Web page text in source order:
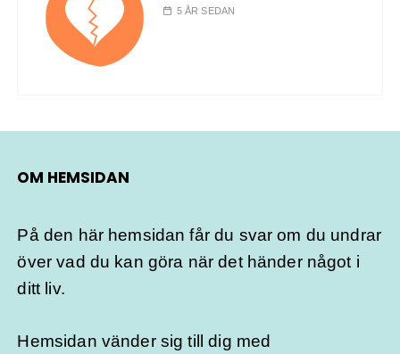
5 ÅR SEDAN
OM HEMSIDAN
På den här hemsidan får du svar om du undrar
över vad du kan göra när det händer något i
ditt liv.
Hemsidan vänder sig till dig med